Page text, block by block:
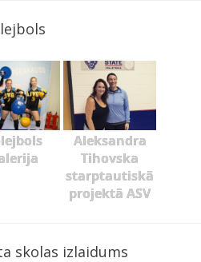
Aleksandra
Tihovska
starptautiskā
projektā ASV
skolas izlaidums